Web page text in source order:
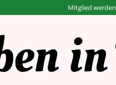
Mitglied werden